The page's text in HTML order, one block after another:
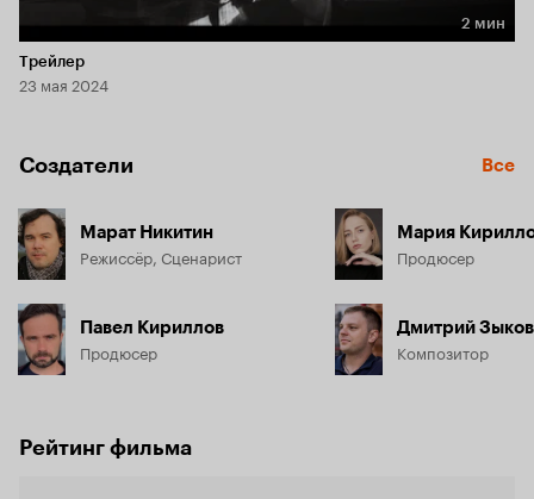
Длительность 2 мин
2 мин
Трейлер
23 мая 2024
Создатели Все
Марат Никитин
Режиссёр, Сценарист
Павел Кириллов
Продюсер
Мария
Продюсер
Дмитрий Зыков
Композитор
Рейтинг фильма